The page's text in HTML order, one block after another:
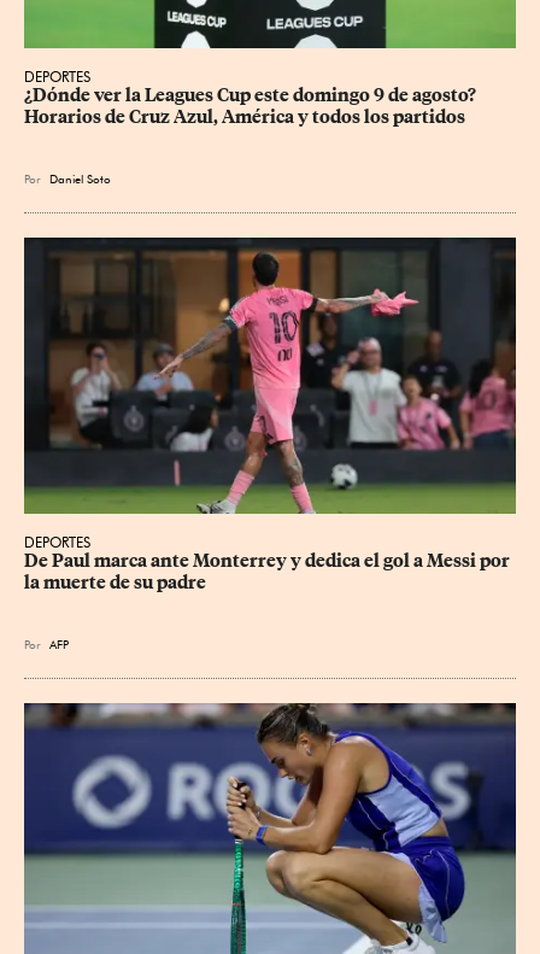
DEPORTES
¿Dónde ver la Leagues Cup este domingo 9 de agosto?
Horarios de Cruz Azul, América y todos los partidos
Por Daniel Soto
DEPORTES
De Paul marca ante Monterrey y dedica el gol a Messi por
la muerte de su padre
Por AFP